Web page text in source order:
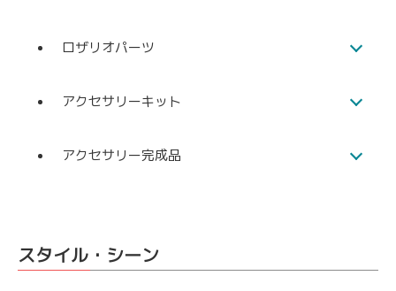
ロザリオパーツ
アクセサリーキット
アクセサリー完成品
スタイル・シーン